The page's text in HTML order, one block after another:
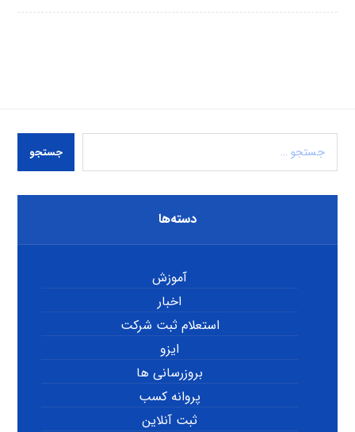
جستجو
دسته‌ها
آموزش
اخبار
استعلام ثبت شرکت
ایزو
بروزرسانی ها
پروانه کسب
ثبت آنلاین